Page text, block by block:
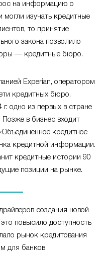
на информацию о
изучать кредитные
то принятие
закона позволило
— кредитные бюро.
Experian, оператором
кредитных бюро,
г. одно из первых в стране
в бизнес входит
кредитное
кредитной информации.
кредитные истории 90
позиции на рынке.
создания новой
повысило доступность
рынок кредитования
для банков